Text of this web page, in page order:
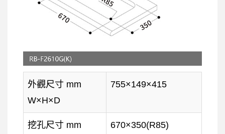
外觀尺寸 mm
W×H×D
755×149×415
挖孔尺寸 mm
670×350(R85)